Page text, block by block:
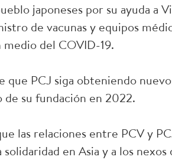
japoneses por su ayuda a
de vacunas y equipos
del COVID-19.
que PCJ siga obteniendo
su fundación en 2022.
las relaciones entre PCV y
en Asia y a los